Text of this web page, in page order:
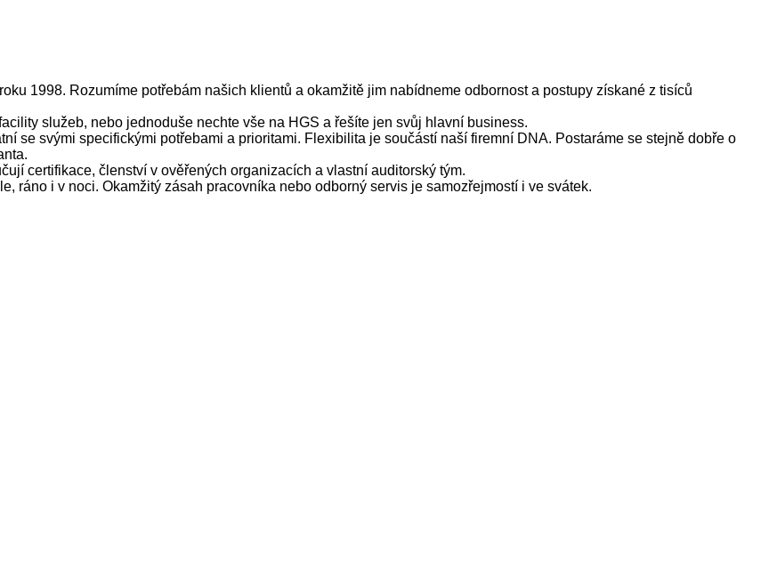
1998. Rozumíme potřebám našich klientů a okamžitě jim nabídneme odbornost a postupy získané z tisíců
služeb, nebo jednoduše nechte vše na HGS a řešíte jen svůj hlavní business.
se svými specifickými potřebami a prioritami. Flexibilita je součástí naší firemní DNA. Postaráme se stejně dobře o
certifikace, členství v ověřených organizacích a vlastní auditorský tým.
ráno i v noci. Okamžitý zásah pracovníka nebo odborný servis je samozřejmostí i ve svátek.